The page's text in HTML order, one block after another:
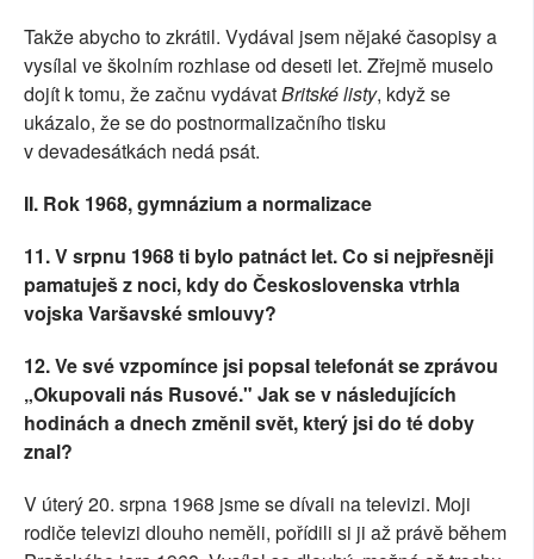
Takže abycho to zkrátil. Vydával jsem nějaké časopisy a
vysílal ve školním rozhlase od deseti let. Zřejmě muselo
dojít k tomu, že začnu vydávatBritské listy, když se
ukázalo, že se do postnormalizačního tisku
v devadesátkách nedá psát.
II. Rok 1968, gymnázium a normalizace
11.V srpnu 1968 ti bylo patnáct let. Co si nejpřesněji
pamatuješ z noci, kdy do Československa vtrhla
vojska Varšavské smlouvy?
12.Ve své vzpomínce jsi popsal telefonát se zprávou
„Okupovali nás Rusové." Jak se v následujících
hodinách a dnech změnil svět, který jsi do té doby
znal?
V úterý 20. srpna 1968 jsme se dívali na televizi. Moji
rodiče televizi dlouho neměli, pořídili si ji až právě během